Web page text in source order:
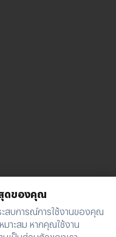
ดของคุณ
สบการณ์การใช้งานของคุณ
มาะสม หากคุณใช้งาน
เป็นส่วนตัวของเรา